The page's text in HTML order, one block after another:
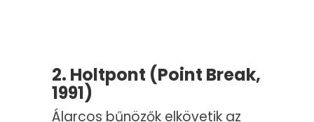
2. Holtpont (Point Break,
1991)
Álarcos bűnözők elkövetik az